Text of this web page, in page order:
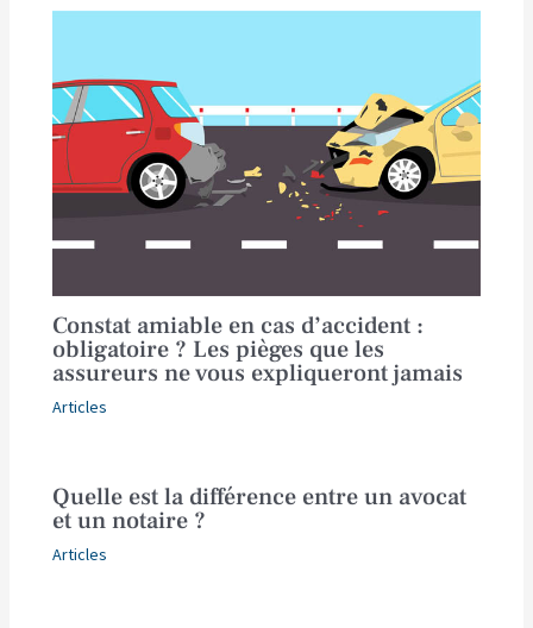
Constat amiable en cas d’accident :
obligatoire ? Les pièges que les
assureurs ne vous expliqueront jamais
Articles
Quelle est la différence entre un avocat
et un notaire ?
Articles